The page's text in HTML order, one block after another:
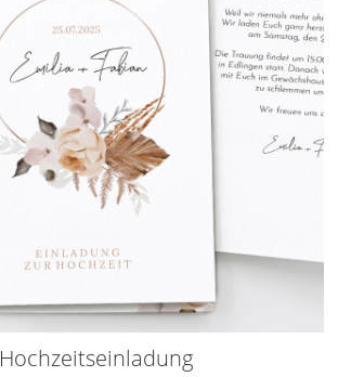
Hochzeitseinladung